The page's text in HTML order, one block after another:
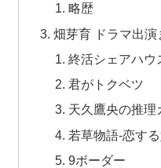
略歴
畑芽育 ドラマ出
終活シェアハウ
君がトクベツ
天久鷹央の推理
若草物語-恋す
9ボーダー